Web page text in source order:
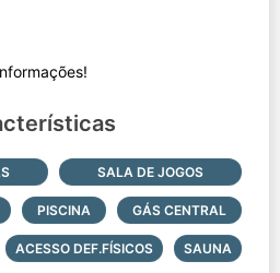
SALA DE JOGOS
PISCINA GÁS CENTRAL
ACESSO DEF.FÍSICOS SAUNA